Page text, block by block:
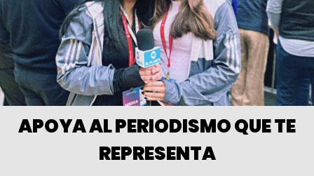
APOYA AL PERIODISMO QUE TE
REPRESENTA